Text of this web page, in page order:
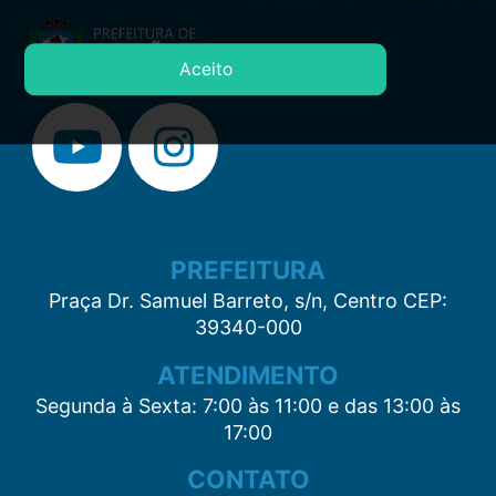
PREFEITURA
Praça Dr. Samuel Barreto, s/n, Centro CEP:
39340-000
ATENDIMENTO
Segunda à Sexta: 7:00 às 11:00 e das 13:00 às
17:00
CONTATO
Aceito